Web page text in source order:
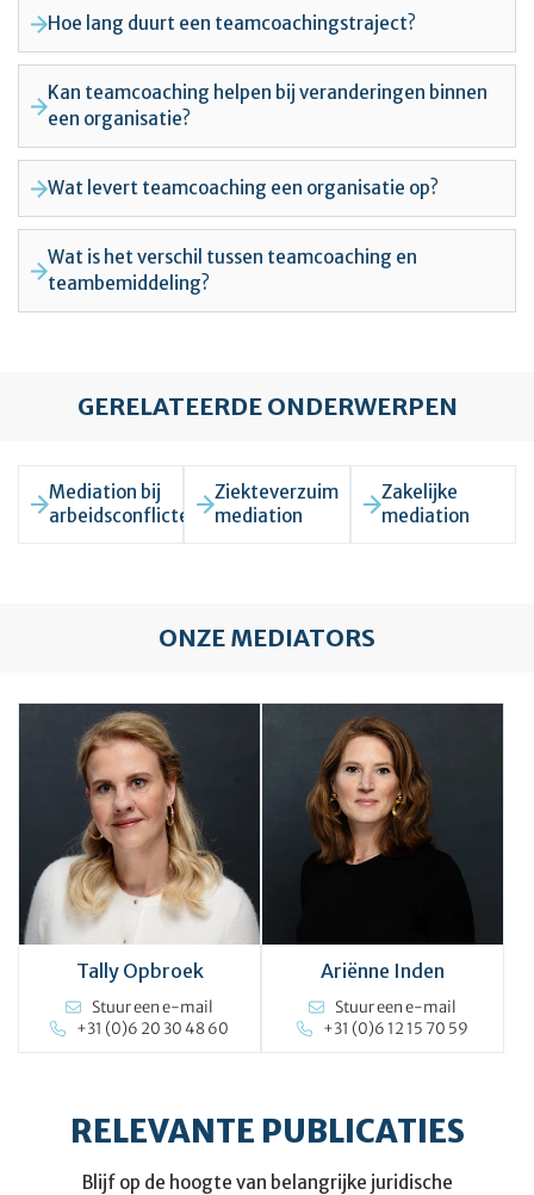
Hoe lang duurt een teamcoachingstraject?
Kan teamcoaching helpen bij veranderingen binnen
een organisatie?
Wat levert teamcoaching een organisatie op?
Wat is het verschil tussen teamcoaching en
teambemiddeling?
GERELATEERDE ONDERWERPEN
Mediation bij
arbeidsconflicten
Ziekteverzuim
mediation
Zakelijke
mediation
ONZE MEDIATORS
Tally Opbroek
Stuur een e-mail
+31 (0)6 20 30 48 60
Ariënne Inden
Stuur een e-mail
+31 (0)6 12 15 70 59
RELEVANTE PUBLICATIES
Blijf op de hoogte van belangrijke juridische